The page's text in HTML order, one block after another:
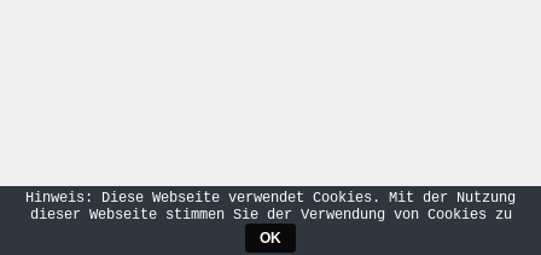
Hinweis: Diese Webseite verwendet Cookies. Mit der Nutzung
dieser Webseite stimmen Sie der Verwendung von Cookies zu
OK